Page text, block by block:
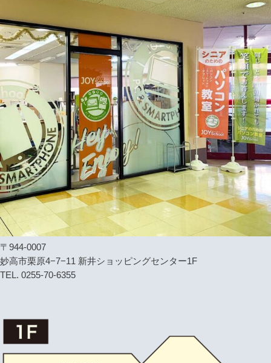
〒944-0007
妙高市栗原4−7−11 新井ショッピングセンター1F
TEL. 0255-70-6355